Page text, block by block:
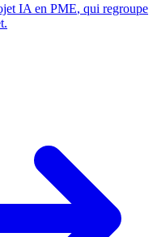
IA en PME, qui regroupe